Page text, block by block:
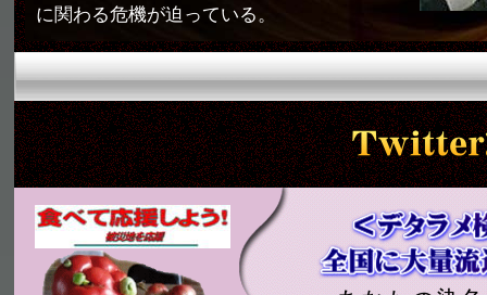
に関わる危機が迫っている。